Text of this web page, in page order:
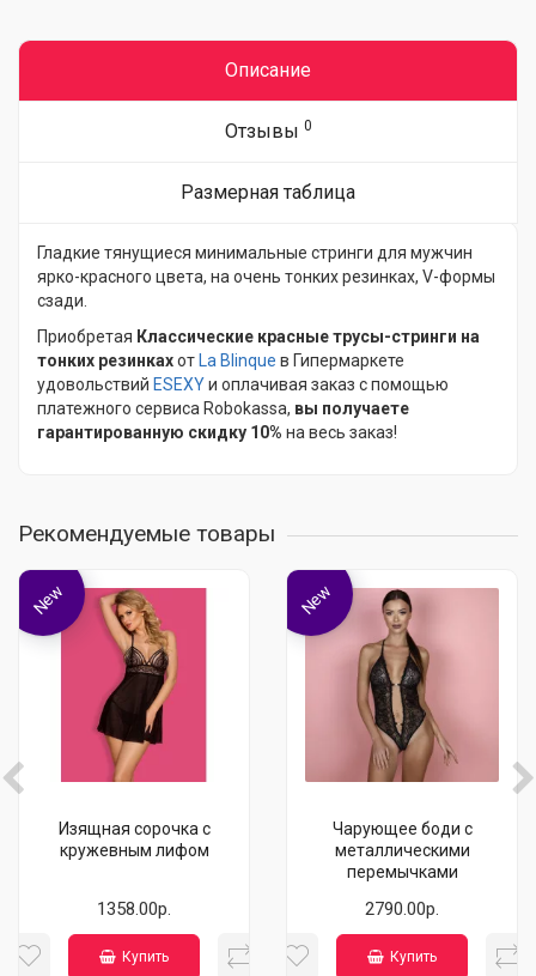
Описание
Отзывы 0
Размерная таблица
Гладкие тянущиеся минимальные стринги для мужчин
ярко-красного цвета, на очень тонких резинках, V-формы
сзади.
Приобретая Классические красные трусы-стринги на
тонких резинкахот La Blinque в Гипермаркете
удовольствий ESEXYи оплачивая заказ с помощью
платежного сервиса Robokassa, вы получаете
гарантированную скидку 10% на весь заказ!
Рекомендуемые товары
New
Изящная сорочка с
кружевным лифом
1358.00р.
Купить
New
Чарующее боди с
металлическими
перемычками
2790.00р.
Купить